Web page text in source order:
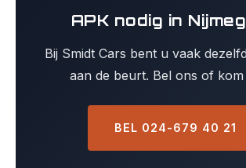
APK nodig in
Bij Smidt Cars bent u vaak
aan de beurt. Bel ons of kom
BEL 024-679 40 21